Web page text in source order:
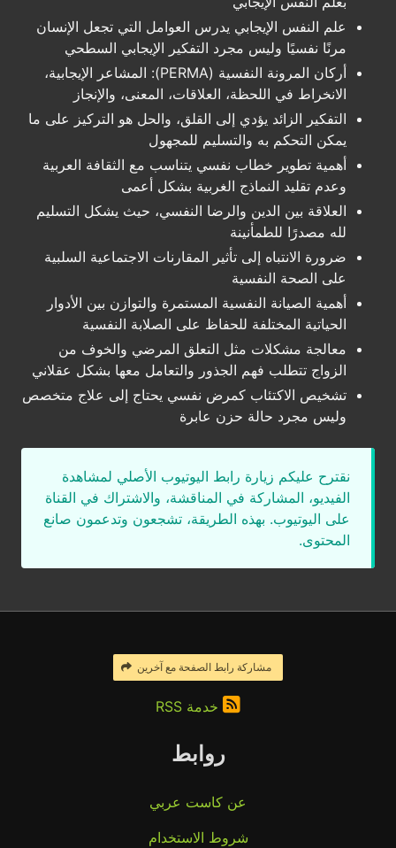
علم النفس الإيجابي يدرس العوامل التي تجعل الإنسان
مرنًا نفسيًا وليس مجرد التفكير الإيجابي السطحي
أركان المرونة النفسية (PERMA): المشاعر الإيجابية،
الانخراط في اللحظة، العلاقات، المعنى، والإنجاز
التفكير الزائد يؤدي إلى القلق، والحل هو التركيز على ما
يمكن التحكم به والتسليم للمجهول
أهمية تطوير خطاب نفسي يتناسب مع الثقافة العربية
وعدم تقليد النماذج الغربية بشكل أعمى
العلاقة بين الدين والرضا النفسي، حيث يشكل التسليم
لله مصدرًا للطمأنينة
ضرورة الانتباه إلى تأثير المقارنات الاجتماعية السلبية
على الصحة النفسية
أهمية الصيانة النفسية المستمرة والتوازن بين الأدوار
الحياتية المختلفة للحفاظ على الصلابة النفسية
معالجة مشكلات مثل التعلق المرضي والخوف من
الزواج تتطلب فهم الجذور والتعامل معها بشكل عقلاني
تشخيص الاكتئاب كمرض نفسي يحتاج إلى علاج متخصص
وليس مجرد حالة حزن عابرة
نقترح عليكم زيارة رابط اليوتيوب الأصلي لمشاهدة
الفيديو، المشاركة في المناقشة، والاشتراك في القناة
على اليوتيوب. بهذه الطريقة، تشجعون وتدعمون صانع
المحتوى.
مشاركة رابط الصفحة مع آخرين
خدمة RSS
روابط
عن كاست عربي
شروط الاستخدام